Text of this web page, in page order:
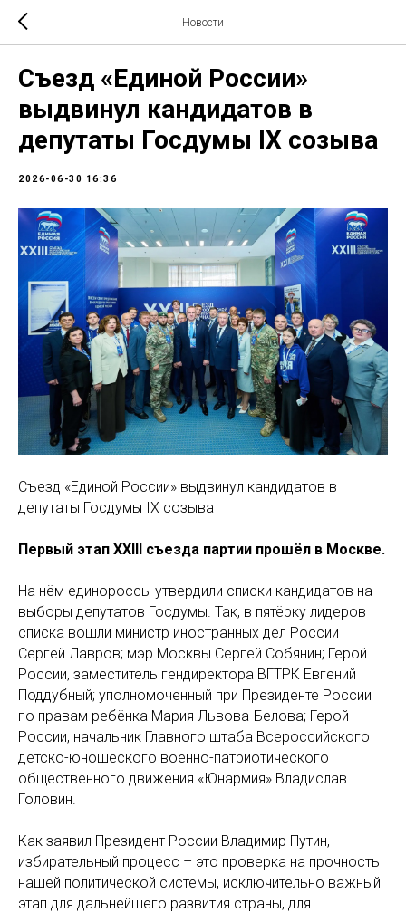
Новости
Съезд «Единой России»
выдвинул кандидатов в
депутаты Госдумы IX созыва
2026-06-30 16:36
Съезд «Единой России» выдвинул кандидатов в
депутаты Госдумы IX созыва
Первый этап XXIII съезда партии прошёл в Москве.
На нём единороссы утвердили списки кандидатов на
выборы депутатов Госдумы. Так, в пятёрку лидеров
списка вошли министр иностранных дел России
Сергей Лавров; мэр Москвы Сергей Собянин; Герой
России, заместитель гендиректора ВГТРК Евгений
Поддубный; уполномоченный при Президенте России
по правам ребёнка Мария Львова-Белова; Герой
России, начальник Главного штаба Всероссийского
детско-юношеского военно-патриотического
общественного движения «Юнармия» Владислав
Головин.
Как заявил Президент России Владимир Путин,
избирательный процесс – это проверка на прочность
нашей политической системы, исключительно важный
этап для дальнейшего развития страны, для